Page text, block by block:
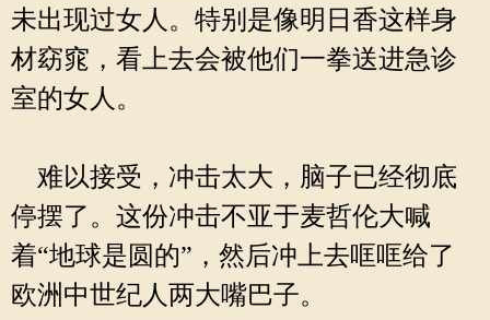
未出现过女人。特别是像明日香这样身
材窈窕，看上去会被他们一拳送进急诊
室的女人。
难以接受，冲击太大，脑子已经彻底
停摆了。这份冲击不亚于麦哲伦大喊
着“地球是圆的”，然后冲上去哐哐给了
欧洲中世纪人两大嘴巴子。